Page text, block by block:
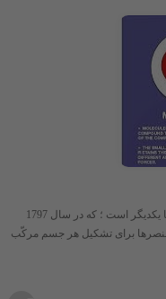
قانونی که در ارتباط با نسبت جرمی ترکیب عنصرها با یکدیگر است ؛ که در سال 1797
برای تشکیل هر جسم مرکّب